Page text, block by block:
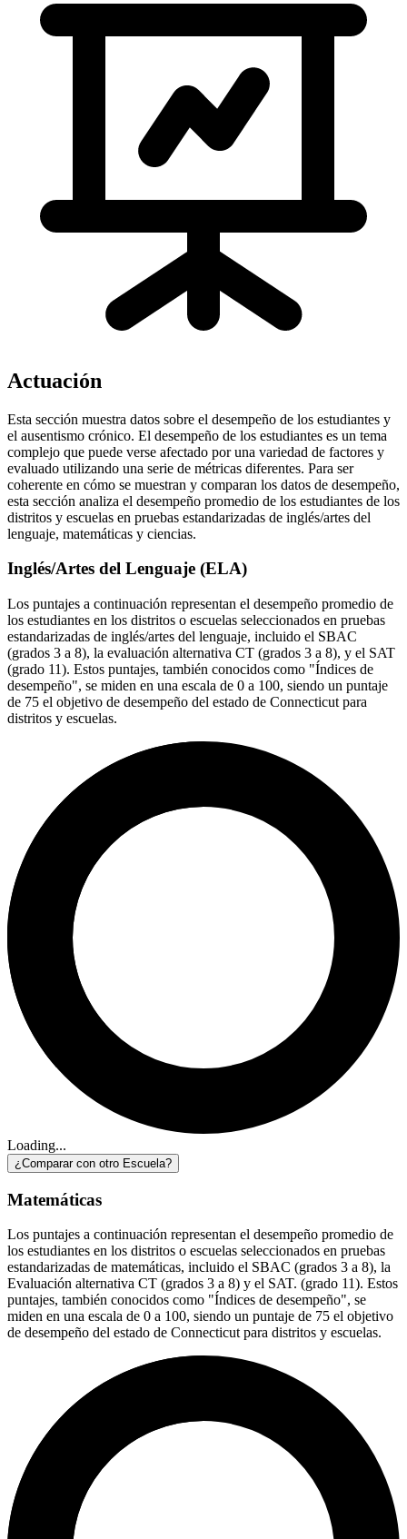
Actuación
Esta sección muestra datos sobre el desempeño de los estudiantes y
el ausentismo crónico. El desempeño de los estudiantes es un tema
complejo que puede verse afectado por una variedad de factores y
evaluado utilizando una serie de métricas diferentes. Para ser
coherente en cómo se muestran y comparan los datos de desempeño,
esta sección analiza el desempeño promedio de los estudiantes de los
distritos y escuelas en pruebas estandarizadas de inglés/artes del
lenguaje, matemáticas y ciencias.
Inglés/Artes del Lenguaje (ELA)
Los puntajes a continuación representan el desempeño promedio de
los estudiantes en los distritos o escuelas seleccionados en pruebas
estandarizadas de inglés/artes del lenguaje, incluido el SBAC
(grados 3 a 8), la evaluación alternativa CT (grados 3 a 8), y el SAT
(grado 11). Estos puntajes, también conocidos como "Índices de
desempeño", se miden en una escala de 0 a 100, siendo un puntaje
de 75 el objetivo de desempeño del estado de Connecticut para
distritos y escuelas.
Loading...
¿Comparar con otro Escuela?
Matemáticas
Los puntajes a continuación representan el desempeño promedio de
los estudiantes en los distritos o escuelas seleccionados en pruebas
estandarizadas de matemáticas, incluido el SBAC (grados 3 a 8), la
Evaluación alternativa CT (grados 3 a 8) y el SAT. (grado 11). Estos
puntajes, también conocidos como "Índices de desempeño", se
miden en una escala de 0 a 100, siendo un puntaje de 75 el objetivo
de desempeño del estado de Connecticut para distritos y escuelas.